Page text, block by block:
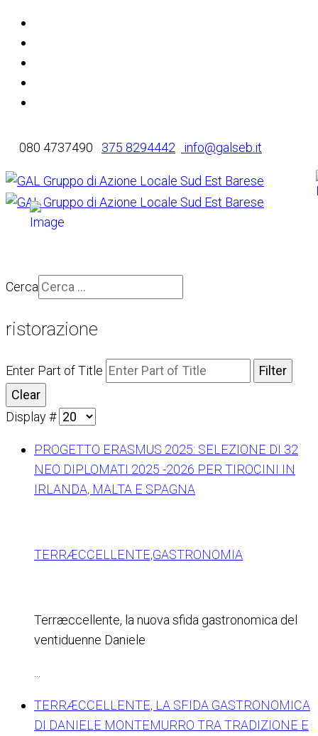
080 4737490 375 8294442 info@galseb.it
Cerca
ristorazione
Enter Part of Title
Filter
Clear
Display #
PROGETTO ERASMUS 2025: SELEZIONE DI 32
NEO DIPLOMATI 2025 -2026 PER TIROCINI IN
IRLANDA, MALTA E SPAGNA
TERRÆCCELLENTE,GASTRONOMIA
Terræccellente, la nuova sfida gastronomica del
ventiduenne Daniele
TERRÆCCELLENTE, LA SFIDA GASTRONOMICA
DI DANIELE MONTEMURRO TRA TRADIZIONE E